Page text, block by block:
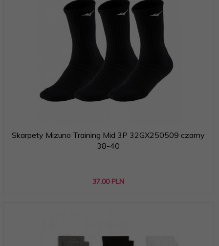
Skarpety Mizuno Training Mid 3P 32GX250509 czarny
38-40
37,00 PLN